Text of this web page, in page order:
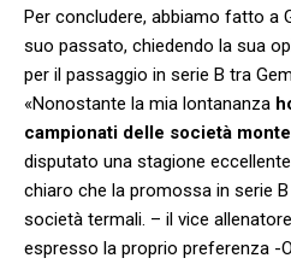
Per concludere, abbiamo fatto a
suo passato, chiedendo la sua
per il passaggio in serie B tra
«Nonostante la mia lontananza
campionati delle società
disputato una stagione
chiaro che la promossa in serie
società termali. – il vice
espresso la proprio preferenza -